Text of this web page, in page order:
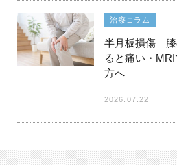
治療コラム
半月板損傷｜
ると痛い・
方へ
2026.07.22